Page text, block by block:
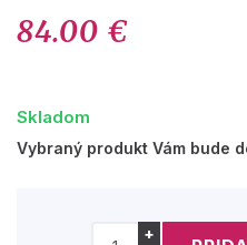
84.00 €
Skladom
Vybraný produkt Vám bude
+